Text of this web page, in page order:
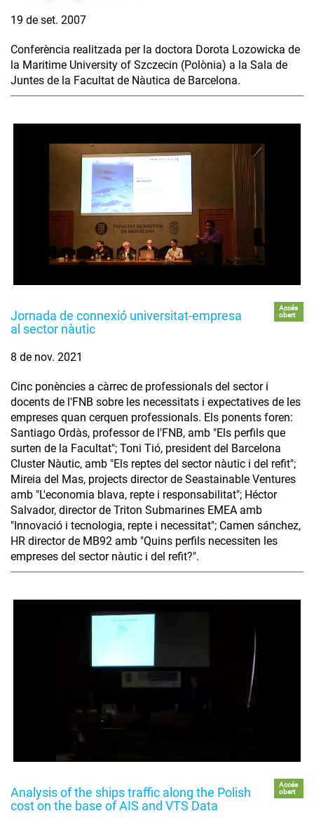
19 de set. 2007
Conferència realitzada per la doctora Dorota Lozowicka de
la Maritime University of Szczecin (Polònia) a la Sala de
Juntes de la Facultat de Nàutica de Barcelona.
Jornada de connexió universitat-empresa
al sector nàutic
Accés
obert
8 de nov. 2021
Cinc ponències a càrrec de professionals del sector i
docents de l'FNB sobre les necessitats i expectatives de les
empreses quan cerquen professionals. Els ponents foren:
Santiago Ordàs, professor de l'FNB, amb "Els perfils que
surten de la Facultat"; Toni Tió, president del Barcelona
Cluster Nàutic, amb "Els reptes del sector nàutic i del refit";
Mireia del Mas, projects director de Seastainable Ventures
amb "L'economia blava, repte i responsabilitat"; Héctor
Salvador, director de Triton Submarines EMEA amb
"Innovació i tecnologia, repte i necessitat"; Camen sánchez,
HR director de MB92 amb "Quins perfils necessiten les
empreses del sector nàutic i del refit?".
Analysis of the ships traffic along the Polish
cost on the base of AIS and VTS Data
Accés
obert